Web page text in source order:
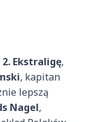
Ekstraligę,
, kapitan
lepszą
Nagel,